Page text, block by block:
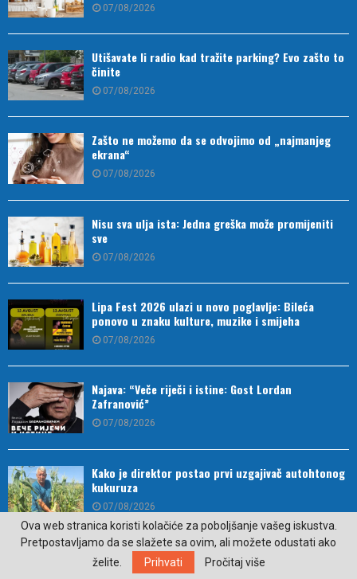
07/08/2026
Utišavate li radio kad tražite parking? Evo zašto to
činite
07/08/2026
Zašto ne možemo da se odvojimo od „najmanjeg
ekrana“
07/08/2026
Nisu sva ulja ista: Jedna greška može promijeniti
sve
07/08/2026
Lipa Fest 2026 ulazi u novo poglavlje: Bileća
ponovo u znaku kulture, muzike i smijeha
07/08/2026
Najava: “Veče riječi i istine: Gost Lordan
Zafranović”
07/08/2026
Kako je direktor postao prvi uzgajivač autohtonog
kukuruza
07/08/2026
Ko sve ima pravo na povrat PDV-a za kupovinu
prvog stana?
Ova web stranica koristi kolačiće za poboljšanje vašeg iskustva.
Pretpostavljamo da se slažete sa ovim, ali možete odustati ako
želite.
Prihvati Pročitaj više